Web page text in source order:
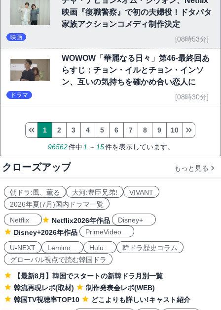
映画『復職警察』で初の夫婦役！ドタバタ
家族アクションコメディ制作決定
映画 [08時53分]
WOWOW「華麗なる日々」第46-最終回あ
らすじ：チョン・イルとチョン・インソ
ン、互いの気持ちを確かめ合い恋人に
ドラマ [08時30分]
96562件中 1 ～ 15件を表示しています。
1 2 3 4 5 6 7 8 9 10
クローズアップ もっと見る
朝ドラ:風、薫る 大河:豊臣兄弟!
VIVANT
2026年夏(7月)国内ドラマ一覧
Netflix
Netflix2026年作品
Disney+
Disney+2026年作品
PrimeVideo
U-NEXT
Lemino Hulu
韓ドラ歴史コラム
グローバル視点で読む韓国ドラ
【最新8月】韓国でスタートの新韓ドラ月別一覧
韓流再現レポ(取材)
制作発表会レポ(WEB)
韓国TV視聴率TOP10
どこよりも詳しい!キャスト紹介